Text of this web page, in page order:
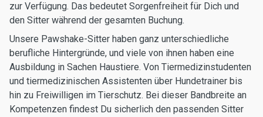
zur Verfügung. Das bedeutet Sorgenfreiheit für Dich und
den Sitter während der gesamten Buchung.
Unsere Pawshake-Sitter haben ganz unterschiedliche
berufliche Hintergründe, und viele von ihnen haben eine
Ausbildung in Sachen Haustiere. Von Tiermedizinstudenten
und tiermedizinischen Assistenten über Hundetrainer bis
hin zu Freiwilligen im Tierschutz. Bei dieser Bandbreite an
Kompetenzen findest Du sicherlich den passenden Sitter